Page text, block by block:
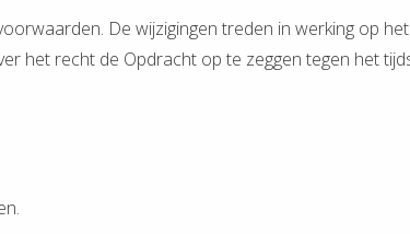
De wijzigingen treden in werking op
het recht de Opdracht op te zeggen tegen het